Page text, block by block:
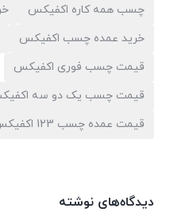
چسب همه کاره اکفیکس
خرید عمده چسب اکفیکس
قیمت چسب فوری اکفیکس
قیمت چسب یک دو سه
قیمت عمده چسب 123 اکفیکس
دیدگاه‌های نوشته